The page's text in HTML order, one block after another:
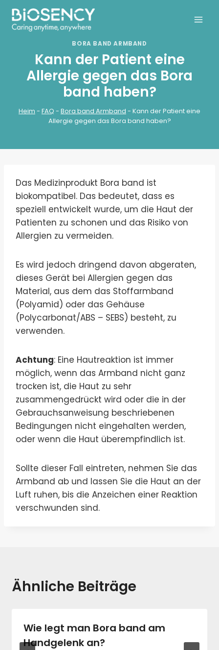
Zum
Inhalt
springen
BORA BAND ARMBAND
Kann der Patient eine
Allergie gegen das Bora
band haben?
Heim - FAQ - Bora band Armband - Kann der Patient eine
Allergie gegen das Bora band haben?
Das Medizinprodukt Bora band ist
biokompatibel. Das bedeutet, dass es
speziell entwickelt wurde, um die Haut der
Patienten zu schonen und das Risiko von
Allergien zu vermeiden.
Es wird jedoch dringend davon abgeraten,
dieses Gerät bei Allergien gegen das
Material, aus dem das Stoffarmband
(Polyamid) oder das Gehäuse
(Polycarbonat/ABS – SEBS) besteht, zu
verwenden.
Achtung: Eine Hautreaktion ist immer
möglich, wenn das Armband nicht ganz
trocken ist, die Haut zu sehr
zusammengedrückt wird oder die in der
Gebrauchsanweisung beschriebenen
Bedingungen nicht eingehalten werden,
oder wenn die Haut überempfindlich ist.
Sollte dieser Fall eintreten, nehmen Sie das
Armband ab und lassen Sie die Haut an der
Luft ruhen, bis die Anzeichen einer Reaktion
verschwunden sind.
Ähnliche Beiträge
Wie legt man Bora band am
Handgelenk an?